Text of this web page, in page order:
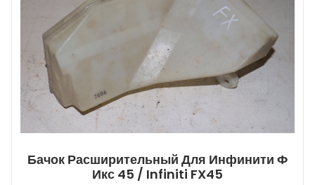
Бачок Расширительный Для Инфинити Ф
Икс 45 / Infiniti FX45